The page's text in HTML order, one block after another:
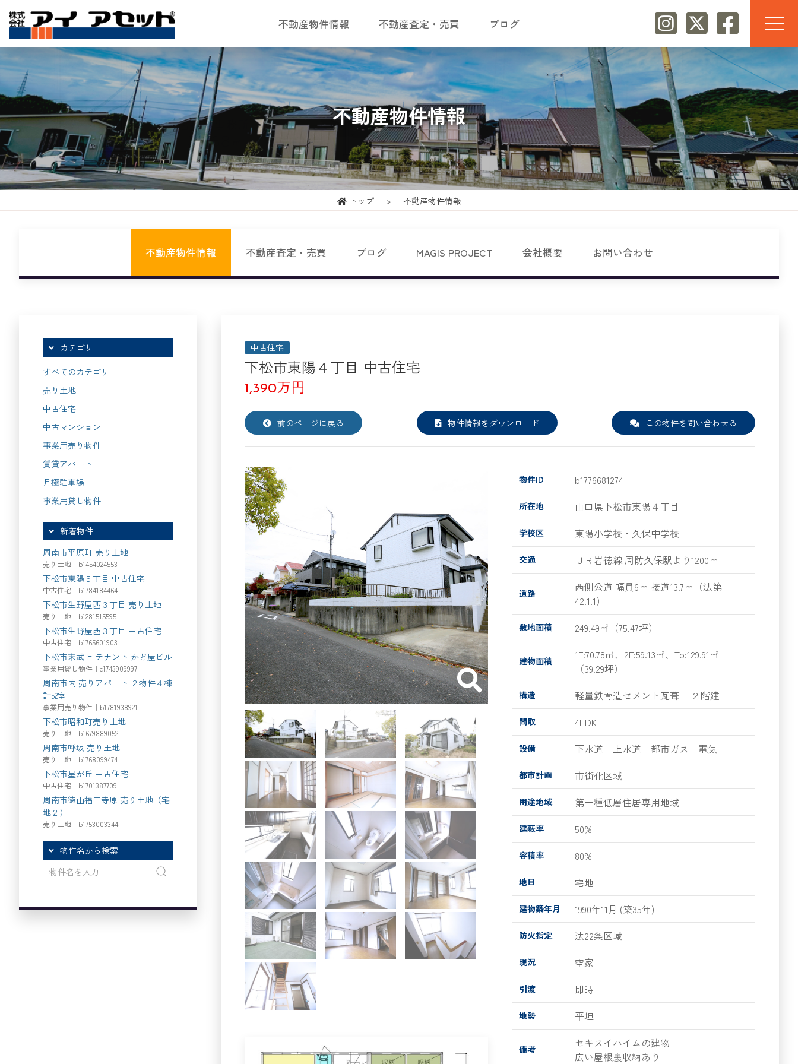
不動産物件情報 不動産査定・売買 ブログ
不動産物件情報
トップ 不動産物件情報
不動産物件情報 不動産査定・売買 ブログ MAGIS PROJECT 会社概要 お問い合わせ
中古住宅
下松市東陽４丁目 中古住宅
1,390万円
この物件を問い合わせる
物件情報をダウンロード
前のページに戻る
物件ID b1776681274
所在地 山口県下松市東陽４丁目
学校区 東陽小学校・久保中学校
交通 ＪＲ岩徳線 周防久保駅より1200ｍ
道路
西側公道 幅員6ｍ 接道13.7ｍ（法第
42.1.1）
敷地面積 249.49㎡（75.47坪）
建物面積
1F:70.78㎡、2F:59.13㎡、To:129.91㎡
（39.29坪）
構造 軽量鉄骨造セメント瓦葺 ２階建
間取 4LDK
設備 下水道 上水道 都市ガス 電気
都市計画 市街化区域
用途地域 第一種低層住居専用地域
建蔽率 50%
容積率 80%
地目 宅地
建物築年月 1990年11月 (築35年)
防火指定 法22条区域
現況 空家
引渡 即時
地勢 平坦
備考
セキスイハイムの建物
広い屋根裏収納あり
カテゴリ
すべてのカテゴリ
売り土地
中古住宅
中古マンション
事業用売り物件
賃貸アパート
月極駐車場
事業用貸し物件
新着物件
周南市平原町 売り土地
売り土地｜b1454024553
下松市東陽５丁目 中古住宅
中古住宅｜b1784184464
下松市生野屋西３丁目 売り土地
売り土地｜b1281515595
下松市生野屋西３丁目 中古住宅
中古住宅｜b1765601903
下松市末武上 テナント かど屋ビル
事業用貸し物件｜c1743909997
周南市内 売りアパート ２物件４棟
計52室
事業用売り物件｜b1781938921
下松市昭和町売り土地
売り土地｜b1679889052
周南市呼坂 売り土地
売り土地｜b1768099474
下松市星が丘 中古住宅
中古住宅｜b1701387709
周南市徳山福田寺原 売り土地（宅
地２）
売り土地｜b1753003344
物件名から検索